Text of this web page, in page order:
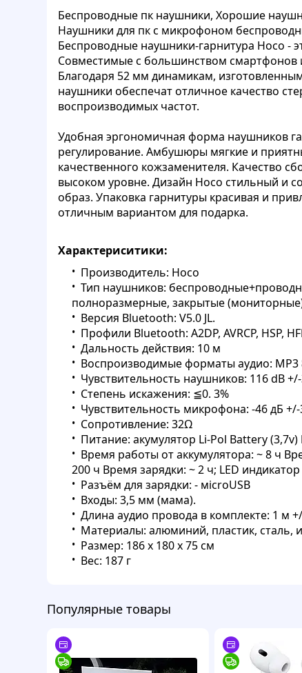
Беспроводные пк наушники, Хорошие
Наушники для пк с микрофоном
Беспроводные наушники-гарнитура Hoco -
Совместимые с большинством смартфонов
Благодаря 52 мм динамикам,
наушники обеспечат отличное качество
воспроизводимых частот.
Удобная эргономичная форма наушников
регулирование. Амбушюры мягкие и
качественного кожзаменителя. Качество
высоком уровне. Дизайн Hoco стильный и
образ. Упаковка гарнитуры красивая и
отличным вариантом для подарка.
Характериситики:
Производитель: Hoco
Тип наушников:
полноразмерные, закрытые
Версия Bluetooth: V5.0 JL.
Профили Bluetooth: A2DP, AVRCP, HSP,
Дальность действия: 10 м
Воспроизводимые форматы аудио: MP3
Чувствительность наушников: 116 dB
Степень искажения: ≦0. 3%
Чувствительность микрофона: -46 дБ +/-
Сопротивление: 32Ω
Питание: акумулятор Li-Pol Battery
Время работы от аккумулятора: ~ 8 ч
200 ч Время зарядки: ~ 2 ч; LED
Разъём для зарядки: - мicroUSB
Входы: 3,5 мм (мама).
Длина аудио провода в комплекте: 1 м
Материалы: алюминий, пластик, сталь,
Размер: 186 х 180 x 75 см
Вес: 187 г
Популярные товары